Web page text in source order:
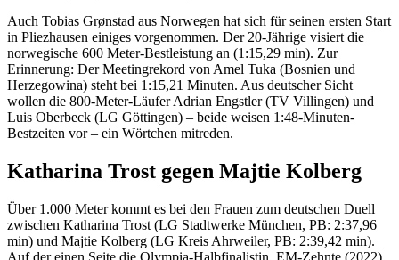
Auch Tobias Grønstad aus Norwegen hat sich für seinen ersten Start
in Pliezhausen einiges vorgenommen. Der 20-Jährige visiert die
norwegische 600 Meter-Bestleistung an (1:15,29 min). Zur
Erinnerung: Der Meetingrekord von Amel Tuka (Bosnien und
Herzegowina) steht bei 1:15,21 Minuten. Aus deutscher Sicht
wollen die 800-Meter-Läufer Adrian Engstler (TV Villingen) und
Luis Oberbeck (LG Göttingen) – beide weisen 1:48-Minuten-
Bestzeiten vor – ein Wörtchen mitreden.
Katharina Trost gegen Majtie Kolberg
Über 1.000 Meter kommt es bei den Frauen zum deutschen Duell
zwischen Katharina Trost (LG Stadtwerke München, PB: 2:37,96
min) und Majtie Kolberg (LG Kreis Ahrweiler, PB: 2:39,42 min).
Auf der einen Seite die Olympia-Halbfinalistin, EM-Zehnte (2022)